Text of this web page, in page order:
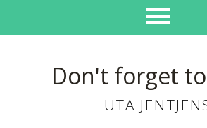
Don't forget
UTA